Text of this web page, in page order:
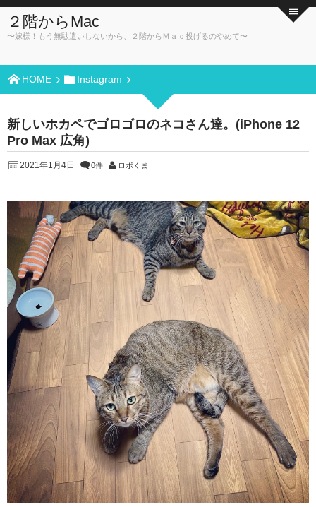
２階からMac
〜嫁様！もう無駄遣いしないから、２階からＭａｃ投げるのやめて〜
HOME Instagram
新しいホカペでゴロゴロのネコさん達。(iPhone 12
Pro Max 広角)
2021年1月4日 0件 ロボくま